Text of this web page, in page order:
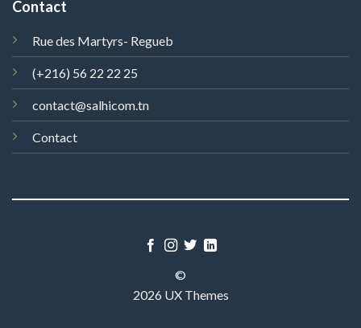
Contact
Rue des Martyrs- Regueb
(+216) 56 22 22 25
contact@salhicom.tn
Contact
©
2026 UX Themes